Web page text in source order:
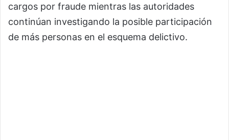
cargos por fraude mientras las autoridades
continúan investigando la posible participación
de más personas en el esquema delictivo.